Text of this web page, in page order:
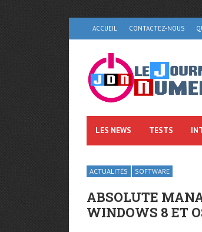
ACCUEIL CONTACTEZ-NOUS
LES NEWS TESTS
ACTUALITÉS SOFTWARE
ABSOLUTE
WINDOWS 8 ET